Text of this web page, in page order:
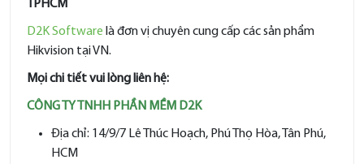
TPHCM
D2K Software là đơn vị chuyên cung cấp các sản phẩm
Hikvision tại VN.
Mọi chi tiết vui lòng liên hệ:
CÔNG TY TNHH PHẦN MỀM D2K
Địa chỉ: 14/9/7 Lê Thúc Hoạch, Phú Thọ Hòa, Tân Phú,
HCM